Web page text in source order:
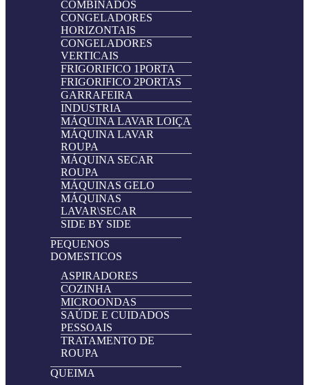
COMBINADOS
CONGELADORES
HORIZONTAIS
CONGELADORES
VERTICAIS
FRIGORIFICO 1PORTA
FRIGORIFICO 2PORTAS
GARRAFEIRA
INDUSTRIA
MÁQUINA LAVAR LOIÇA
MÁQUINA LAVAR
ROUPA
MÁQUINA SECAR
ROUPA
MÁQUINAS GELO
MÁQUINAS
LAVAR\SECAR
SIDE BY SIDE
PEQUENOS
DOMESTICOS
ASPIRADORES
COZINHA
MICROONDAS
SAÚDE E CUIDADOS
PESSOAIS
TRATAMENTO DE
ROUPA
QUEIMA